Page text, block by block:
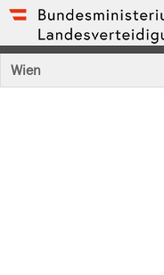
Wien